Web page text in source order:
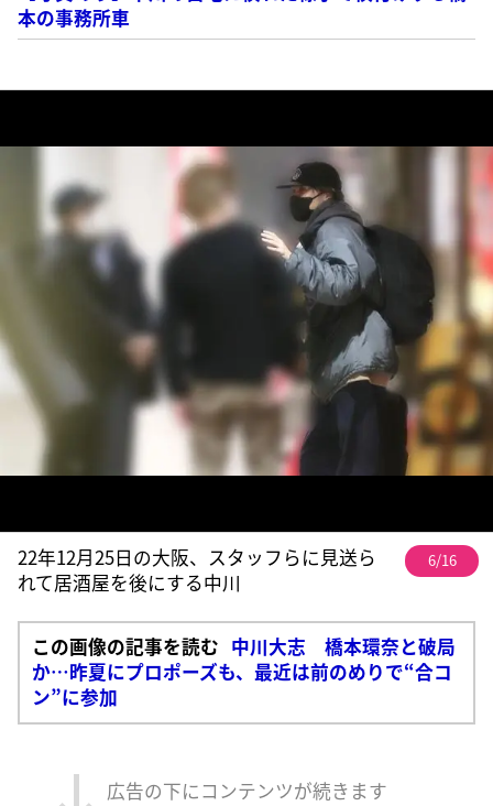
本の事務所車
22年12月25日の大阪、スタッフらに見送ら
れて居酒屋を後にする中川
6/16
この画像の記事を読む 中川大志 橋本環奈と破局
か…昨夏にプロポーズも、最近は前のめりで“合コ
ン”に参加
広告の下にコンテンツが続きます